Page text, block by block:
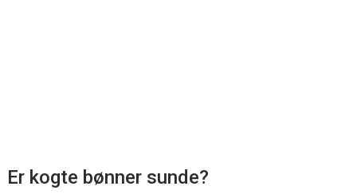
Er kogte bønner sunde?